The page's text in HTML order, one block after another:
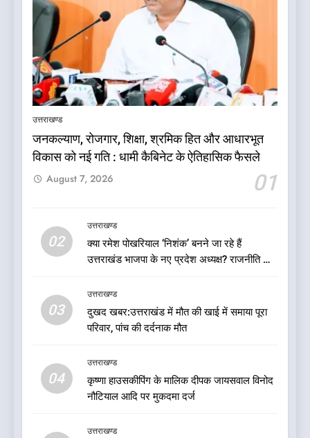
उत्तराखण्ड
जनकल्याण, रोजगार, शिक्षा, श्रमिक हित और आधारभूत
विकास को नई गति : धामी कैबिनेट के ऐतिहासिक फैसले
01
August 7, 2026
02
उत्तराखण्ड
क्या रमेश पोखरियाल ‘निशंक’ बनने जा रहे हैं
उत्तराखंड भाजपा के नए प्रदेश अध्यक्ष? राजनीति के
03
उत्तराखण्ड
दुखद खबर:उत्तराखंड में मौत की खाई में समाया पूरा
परिवार, पांच की दर्दनाक मौत
04
उत्तराखण्ड
कृष्णा हाउसकीपिंग के मालिक दीपक जायसवाल विनोद
नौटियाल आदि पर मुकदमा दर्ज
उत्तराखण्ड
5
बड़ी खबर:आखिरकार आ ही गया
गोदियाल की टीम घोषित
उत्तराखण्ड
बड़ी खबर: मुख्यमंत्री पुष्कर सिंह धामी
संगठन अभी भी अधूरा, कार्यकारिणी
को लेकर क्या बोले गोदियाल
उत्तराखण्ड
कांग्रेस का 2027 के चुनाव जीतने
पर फोकस पूरा, लेकिन संगठन अभी